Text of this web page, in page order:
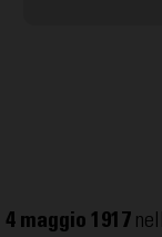
4 maggio 1917